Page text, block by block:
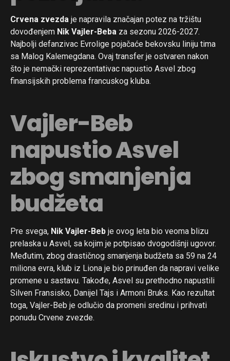
Crvena zvezda je napravila značajan potez na tržištu
dovođenjem Nik Vajler-Beba za sezonu 2026-2027.
Najbolji defanzivac Evrolige pojačaće bekovsku liniju tima
sa Malog Kalemegdana. Ovaj transfer je ostvaren nakon
što je nemački reprezentativac napustio Asvel zbog
finansijskih problema francuskog kluba.
Vajler-Beb
napustio Asvel
zbog smanjenja
budžeta
Pre svega, Nik Vajler-Beb je ovog leta bio veoma blizu
prelaska u Asvel, sa kojim je potpisao dvogodišnji ugovor.
Međutim, zbog drastičnog smanjenja budžeta sa 59 na 24
miliona evra, klub iz Liona je bio prinuđen da napravi velike
promene u sastavu. Takođe, Asvel su prethodno napustili
Silven Fransisko, Danijel Tajs i Armoni Bruks. Kao rezultat
toga, Vajler-Beb je odlučio da promeni sredinu i prihvati
ponudu Crvene zvezde.